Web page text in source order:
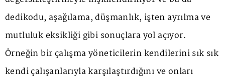
dedikodu, aşağılama, düşmanlık, işten ayrılma ve
mutluluk eksikliği gibi sonuçlara yol açıyor.
Örneğin bir çalışma yöneticilerin kendilerini sık sık
kendi çalışanlarıyla karşılaştırdığını ve onları